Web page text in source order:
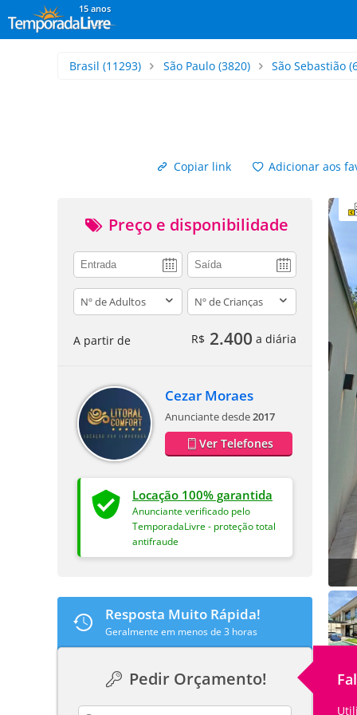
15 anos
Brasil (11293) São Paulo(3820) São Sebastião
Copiar link
Adicionar aos
Preço e disponibilidade
adults children
A partir de R$ 2.400 a diária
Cezar Moraes
Anunciante desde2017
Ver Telefones
Locação 100% garantida
Anunciante verificado pelo
TemporadaLivre - proteção total
antifraude
Resposta Muito Rápida!
Geralmente em menos de 3 horas
Pedir Orçamento!